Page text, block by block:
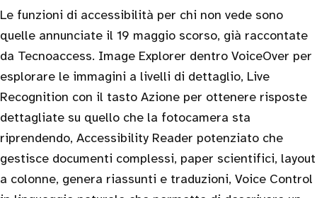
Le funzioni di accessibilità per chi non vede sono
quelle annunciate il 19 maggio scorso, già raccontate
da Tecnoaccess. Image Explorer dentro VoiceOver per
esplorare le immagini a livelli di dettaglio, Live
Recognition con il tasto Azione per ottenere risposte
dettagliate su quello che la fotocamera sta
riprendendo, Accessibility Reader potenziato che
gestisce documenti complessi, paper scientifici, layout
a colonne, genera riassunti e traduzioni, Voice Control